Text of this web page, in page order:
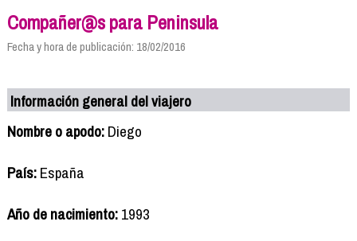
Compañer@s para Peninsula
Fecha y hora de publicación: 18/02/2016
Información general del viajero
Nombre o apodo:Diego
País:España
Año de nacimiento:1993